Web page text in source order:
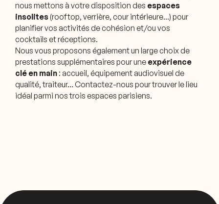
nous mettons à votre disposition des espaces
insolites(rooftop, verrière, cour intérieure…) pour
planifier vos activités de cohésion et/ou vos
cocktails et réceptions.
Nous vous proposons également un large choix de
prestations supplémentaires pour une expérience
clé en main : accueil, équipement audiovisuel de
qualité, traiteur… Contactez-nous pour trouver le lieu
idéal parmi nos trois espaces parisiens.